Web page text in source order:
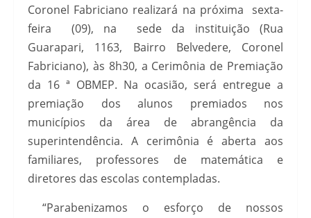
Coronel Fabriciano realizará na próxima sexta-
feira (09), na sede da instituição (Rua
Guarapari, 1163, Bairro Belvedere, Coronel
Fabriciano), às 8h30, a Cerimônia de Premiação
da 16 ª OBMEP. Na ocasião, será entregue a
premiação dos alunos premiados nos
municípios da área de abrangência da
superintendência. A cerimônia é aberta aos
familiares, professores de matemática e
diretores das escolas contempladas.
“Parabenizamos o esforço de nossos